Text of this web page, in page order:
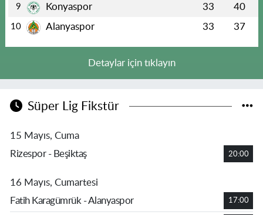
9 Konyaspor 33 40
10 Alanyaspor 33 37
Detaylar için tıklayın
Süper Lig Fikstür
15 Mayıs, Cuma
Rizespor - Beşiktaş
20:00
16 Mayıs, Cumartesi
Fatih Karagümrük - Alanyaspor
17:00